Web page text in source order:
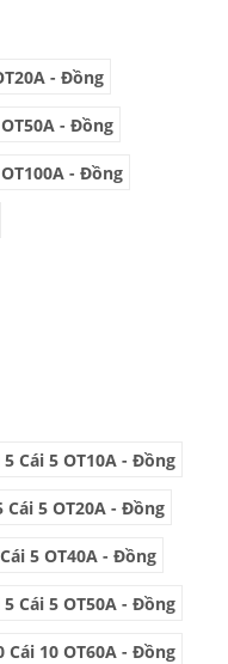
- Đồng
OT50A - Đồng
OT100A - Đồng
5 Cái 5 OT10A - Đồng
Cái 5 OT20A - Đồng
5 OT40A - Đồng
5 Cái 5 OT50A - Đồng
Cái 10 OT60A - Đồng